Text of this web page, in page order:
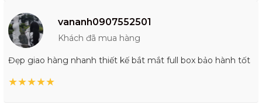
vananh0907552501
Khách đã mua hàng
Đẹp giao hàng nhanh thiết kế bắt mắt full box bảo hành tốt
★★★★★